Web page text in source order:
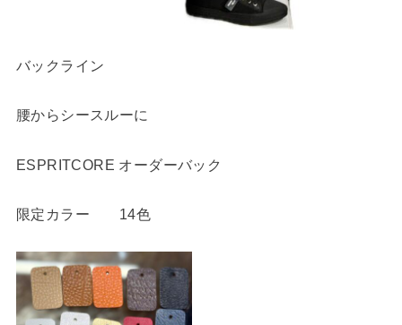
バックライン
腰からシースルーに
ESPRITCORE オーダーバック
限定カラー 14色